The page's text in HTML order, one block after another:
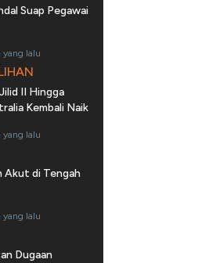
Suap Pegawai
yang lalu
II Hingga
Kembali Naik
yang lalu
Akut di Tengah
yang lalu
Dugaan